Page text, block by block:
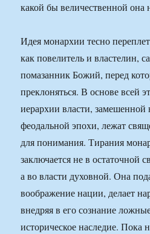
какой бы величественной она
Идея монархии тесно
как повелитель и властелин,
помазанник Божий, перед
преклоняться. В основе всей
иерархии власти, замешенной
феодальной эпохи, лежат
для понимания. Тирания
заключается не в остаточной
а во власти духовной. Она
воображение нации, делает
внедряя в его сознание
историческое наследие. Пока